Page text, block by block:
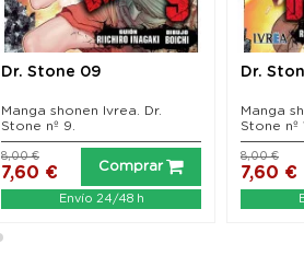
Dr. Stone 09
Manga shonen Ivrea. Dr.
Stone nº 9.
7,60 €
8,00 €
Comprar
Envío 24/48 h
Dr.
Manga
Stone nº
7,60 €
8,00 €